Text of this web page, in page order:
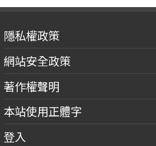
隱私權政策
網站安全政策
著作權聲明
本站使用正體字
登入